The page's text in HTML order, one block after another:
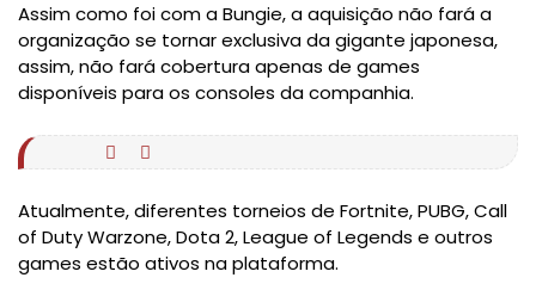
Assim como foi com a Bungie, a aquisição não fará a
organização se tornar exclusiva da gigante japonesa,
assim, não fará cobertura apenas de games
disponíveis para os consoles da companhia.
Atualmente, diferentes torneios de Fortnite, PUBG, Call
of Duty Warzone, Dota 2, League of Legends e outros
games estão ativos na plataforma.